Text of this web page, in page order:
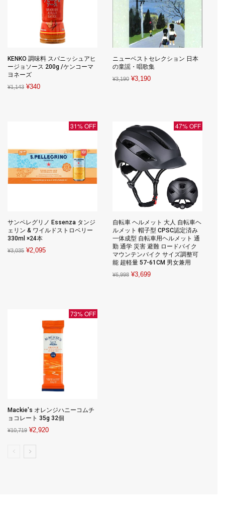
KENKO 調味料 スパニッシュアヒ
ージョソース 200g /ケンコーマ
ヨネーズ
¥1,143 Original
¥340Current
ニューベストセレクション 日本
の童謡・唱歌集
¥3,190 Original
¥3,190Current
31% OFF
サンペレグリノ Essenza タンジ
ェリン & ワイルドストロベリー
330ml ×24本
¥3,035 Original
¥2,095Current
47% OFF
自転車 ヘルメット 大人 自転車ヘ
ルメット 帽子型 CPSC認定済み
一体成型 自転車用ヘルメット 通
勤 通学 災害 避難 ロードバイク
マウンテンバイク サイズ調整可
能 超軽量 57-61CM 男女兼用
¥6,998 Original
¥3,699Current
73% OFF
Mackie's オレンジハニーコムチ
ョコレート 35g 32個
¥10,719 Original
was:
¥2,920Current